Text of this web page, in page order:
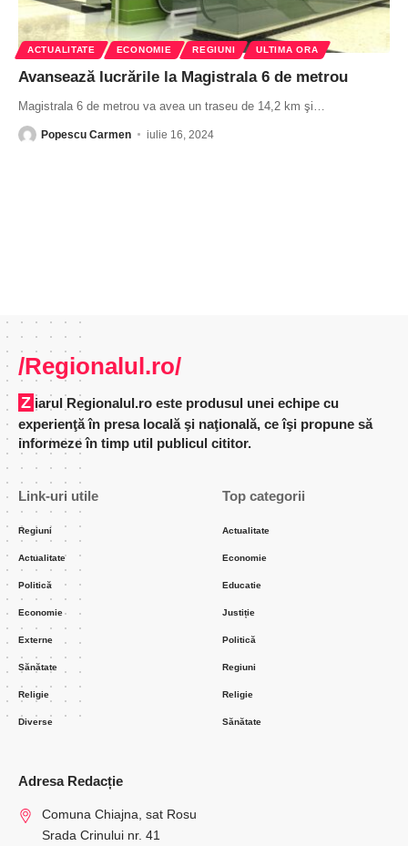
ACTUALITATE ECONOMIE REGIUNI ULTIMA ORA
Avansează lucrările la Magistrala 6 de metrou
Magistrala 6 de metrou va avea un traseu de 14,2 km şi
Popescu Carmen iulie 16, 2024
/Regionalul.ro/
Ziarul Regionalul.ro este produsul unei echipe cu
experienţă în presa locală şi naţională, ce îşi propune să
informeze în timp util publicul cititor.
Link-uri utile
Regiuni
Actualitate
Politică
Economie
Externe
Sănătate
Religie
Diverse
Top categorii
Actualitate
Economie
Educatie
Justiție
Politică
Regiuni
Religie
Sănătate
Adresa Redacție
Comuna Chiajna, sat Rosu
Srada Crinului nr. 41